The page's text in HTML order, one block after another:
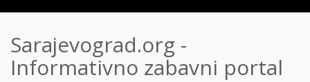
Sarajevograd.org -
Informativno zabavni portal